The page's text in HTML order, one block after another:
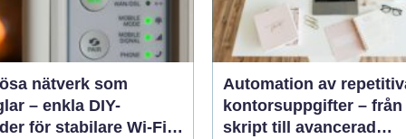
nätverk som
– enkla DIY-
för stabilare Wi-Fi i
Automation av
kontorsuppgifter – från
skript till avancerad